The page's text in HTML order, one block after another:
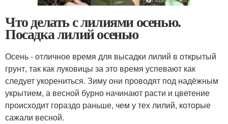
Что делать с лилиями осенью.
Посадка лилий осенью
Осень - отличное время для высадки лилий в открытый
грунт, так как луковицы за это время успевают как
следует укорениться. Зиму они проводят под надёжным
укрытием, а весной бурно начинают расти и цветение
происходит гораздо раньше, чем у тех лилий, которые
сажали весной.